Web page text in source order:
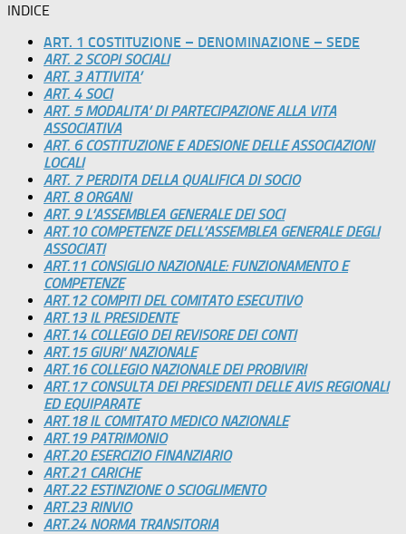
INDICE
ART. 1 COSTITUZIONE – DENOMINAZIONE – SEDE
ART. 2 SCOPI SOCIALI
ART. 3 ATTIVITA’
ART. 4 SOCI
ART. 5 MODALITA’ DI PARTECIPAZIONE ALLA VITA
ASSOCIATIVA
ART. 6 COSTITUZIONE E ADESIONE DELLE ASSOCIAZIONI
LOCALI
ART. 7 PERDITA DELLA QUALIFICA DI SOCIO
ART. 8 ORGANI
ART. 9 L’ASSEMBLEA GENERALE DEI SOCI
ART.10 COMPETENZE DELL’ASSEMBLEA GENERALE DEGLI
ASSOCIATI
ART.11 CONSIGLIO NAZIONALE: FUNZIONAMENTO E
COMPETENZE
ART.12 COMPITI DEL COMITATO ESECUTIVO
ART.13 IL PRESIDENTE
ART.14 COLLEGIO DEI REVISORE DEI CONTI
ART.15 GIURI’ NAZIONALE
ART.16 COLLEGIO NAZIONALE DEI PROBIVIRI
ART.17 CONSULTA DEI PRESIDENTI DELLE AVIS REGIONALI
ED EQUIPARATE
ART.18 IL COMITATO MEDICO NAZIONALE
ART.19 PATRIMONIO
ART.20 ESERCIZIO FINANZIARIO
ART.21 CARICHE
ART.22 ESTINZIONE O SCIOGLIMENTO
ART.23 RINVIO
ART.24 NORMA TRANSITORIA